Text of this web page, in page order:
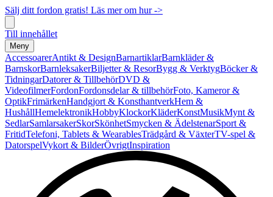
Sälj ditt fordon gratis! Läs mer om hur ->
Till innehållet
Meny
AccessoarerAntikt & DesignBarnartiklarBarnkläder &
BarnskorBarnleksakerBiljetter & ResorBygg & VerktygBöcker &
TidningarDatorer & TillbehörDVD &
VideofilmerFordonFordonsdelar & tillbehörFoto, Kameror &
OptikFrimärkenHandgjort & KonsthantverkHem &
HushållHemelektronikHobbyKlockorKläderKonstMusikMynt &
SedlarSamlarsakerSkorSkönhetSmycken & ÄdelstenarSport &
FritidTelefoni, Tablets & WearablesTrädgård & VäxterTV-spel &
DatorspelVykort & BilderÖvrigtInspiration